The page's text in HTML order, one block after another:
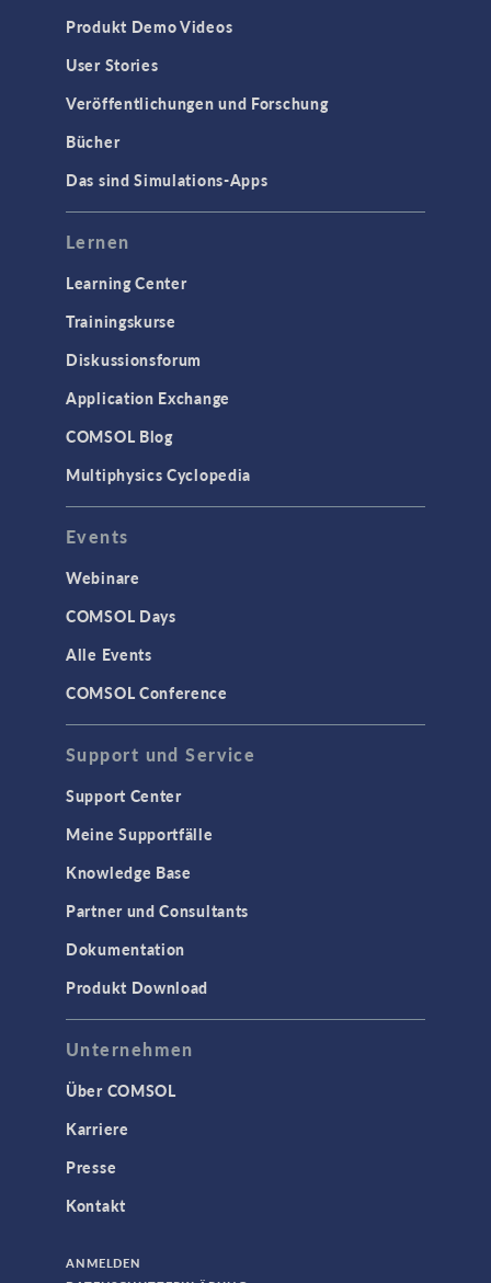
Produkt Demo Videos
User Stories
Veröffentlichungen und Forschung
Bücher
Das sind Simulations-Apps
Lernen
Learning Center
Trainingskurse
Diskussionsforum
Application Exchange
COMSOL Blog
Multiphysics Cyclopedia
Events
Webinare
COMSOL Days
Alle Events
COMSOL Conference
Support und Service
Support Center
Meine Supportfälle
Knowledge Base
Partner und Consultants
Dokumentation
Produkt Download
Unternehmen
Über COMSOL
Karriere
Presse
Kontakt
ANMELDEN